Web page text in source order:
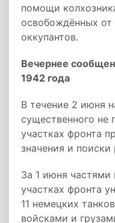
помощи
освобождённых
оккупантов.
Вечернее
1942 года
В течение 2 июня
существенного не
участках фронта
значения и поиски
За 1 июня
участках фронта
11 немецких
войсками и